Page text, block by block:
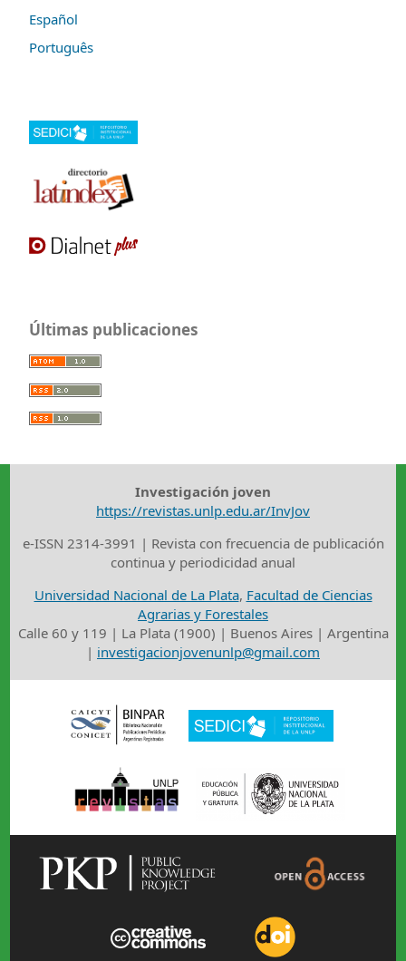
Español
Português
Últimas publicaciones
Investigación joven
https://revistas.unlp.edu.ar/InvJov
e-ISSN 2314-3991 | Revista con frecuencia de publicación
continua y periodicidad anual
Universidad Nacional de La Plata, Facultad de Ciencias
Agrarias y Forestales
Calle 60 y 119 | La Plata (1900) | Buenos Aires | Argentina
| investigacionjovenunlp@gmail.com